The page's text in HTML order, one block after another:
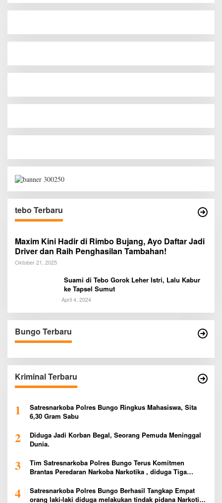
tebo Terbaru
Maxim Kini Hadir di Rimbo Bujang, Ayo Daftar Jadi
Driver dan Raih Penghasilan Tambahan!
Oktober 21, 2025
Suami di Tebo Gorok Leher Istri, Lalu Kabur
ke Tapsel Sumut
April 4, 2024
Bungo Terbaru
Kriminal Terbaru
1
Satresnarkoba Polres Bungo Ringkus Mahasiswa, Sita
6,30 Gram Sabu
2
Diduga Jadi Korban Begal, Seorang Pemuda Meninggal
Dunia.
3
Tim Satresnarkoba Polres Bungo Terus Komitmen
Brantas Peredaran Narkoba Narkotika , diduga Tiga
4
Satresnarkoba Polres Bungo Berhasil Tangkap Empat
orang laki-laki diduga melakukan tindak pidana Narkotika